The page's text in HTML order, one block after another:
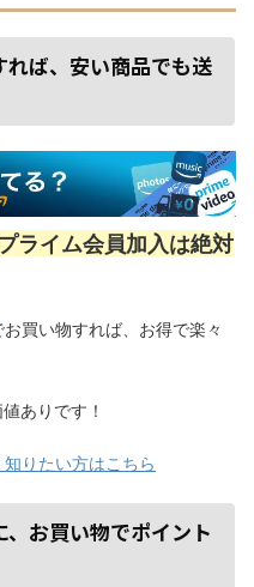
れば、安い商品でも送
ライム会員加入は絶対
お買い物すれば、お得で楽々
ありです！
りたい方はこちら
お買い物でポイント